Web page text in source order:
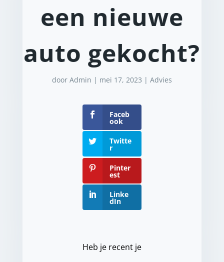
een nieuwe
auto gekocht?
door Admin | mei 17, 2023 | Advies
Faceb
ook
Twitte
r
Pinter
est
Linke
dIn
Heb je recent je